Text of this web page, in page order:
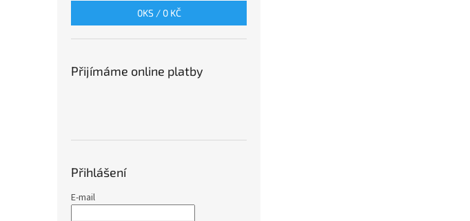
0KS / 0 KČ
Přijímáme online platby
Přihlášení
E-mail